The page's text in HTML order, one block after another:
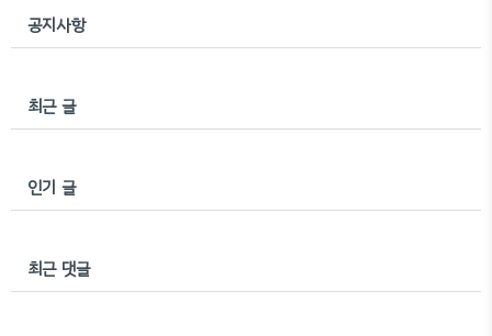
공지사항
최근 글
인기 글
최근 댓글